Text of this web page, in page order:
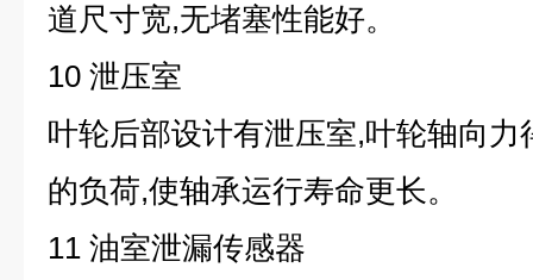
道尺寸宽,无堵塞性能好。
10 泄压室
叶轮后部设计有泄压室,叶轮轴向
的负荷,使轴承运行寿命更长。
11 油室泄漏传感器